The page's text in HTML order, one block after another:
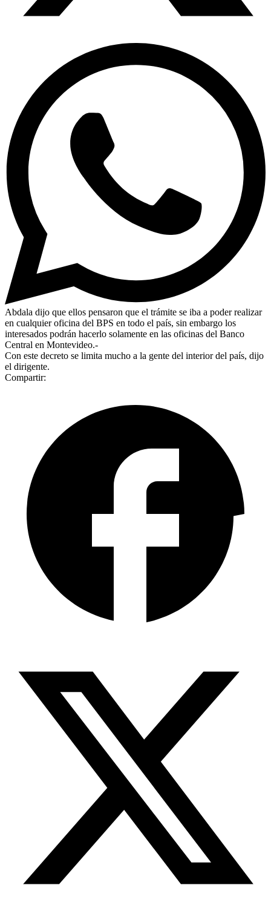
Abdala dijo que ellos pensaron que el trámite se iba a poder realizar
en cualquier oficina del BPS en todo el país, sin embargo los
interesados podrán hacerlo solamente en las oficinas del Banco
Central en Montevideo.-
Con este decreto se limita mucho a la gente del interior del país, dijo
el dirigente.
Compartir: